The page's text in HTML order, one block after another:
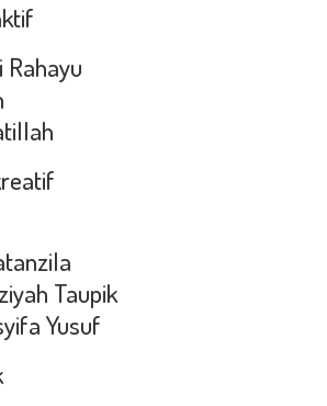
Taupik
Yusuf